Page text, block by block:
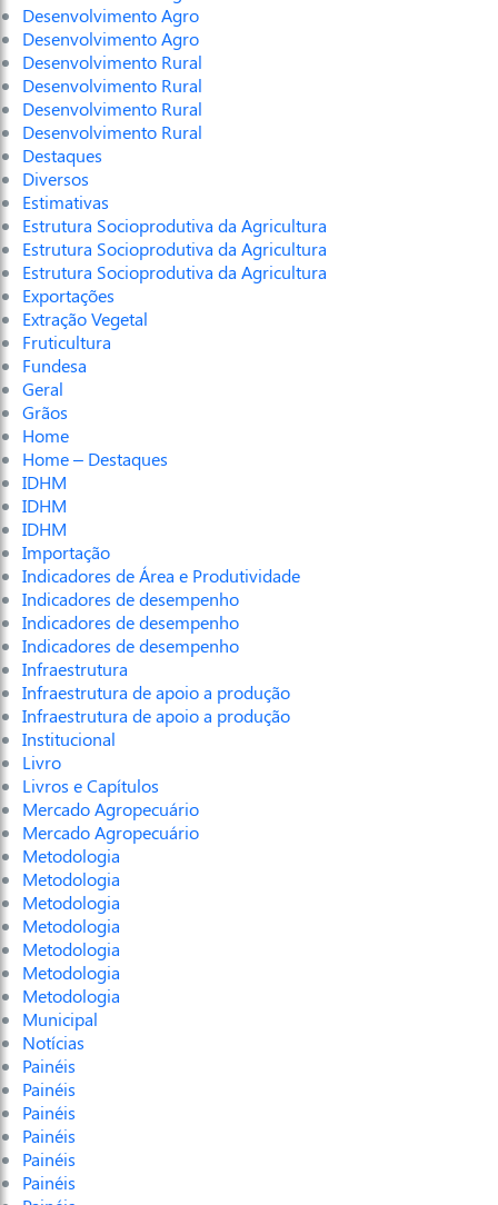
Desenvolvimento Agro
Desenvolvimento Agro
Desenvolvimento Rural
Desenvolvimento Rural
Desenvolvimento Rural
Desenvolvimento Rural
Destaques
Diversos
Estimativas
Estrutura Socioprodutiva da Agricultura
Estrutura Socioprodutiva da Agricultura
Estrutura Socioprodutiva da Agricultura
Exportações
Extração Vegetal
Fruticultura
Fundesa
Geral
Grãos
Home
Home – Destaques
IDHM
IDHM
IDHM
Importação
Indicadores de Área e Produtividade
Indicadores de desempenho
Indicadores de desempenho
Indicadores de desempenho
Infraestrutura
Infraestrutura de apoio a produção
Infraestrutura de apoio a produção
Institucional
Livro
Livros e Capítulos
Mercado Agropecuário
Mercado Agropecuário
Metodologia
Metodologia
Metodologia
Metodologia
Metodologia
Metodologia
Metodologia
Municipal
Notícias
Painéis
Painéis
Painéis
Painéis
Painéis
Painéis